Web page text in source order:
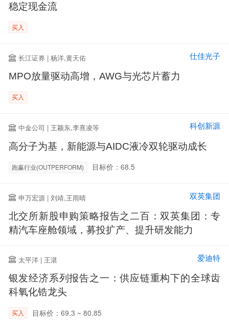
稳定现金流
买入
长江证券 | 杨洋,黄天佑 仕佳光子
MPO放量驱动高增，AWG与光芯片蓄力
买入
中金公司 | 王颖东,李熹凌等 科创新源
高分子为基，新能源与AIDC液冷双轮驱动成长
跑赢行业(OUTPERFORM) 目标价：68.5
申万宏源 | 刘靖,王雨晴 双英集团
北交所新股申购策略报告之二百：双英集团：专
精汽车座舱领域，募投扩产、提升研发能力
太平洋 | 王湛 爱迪特
银发经济系列报告之一：供应链重构下的全球齿
科氧化锆龙头
买入 目标价：69.3 ~ 80.85